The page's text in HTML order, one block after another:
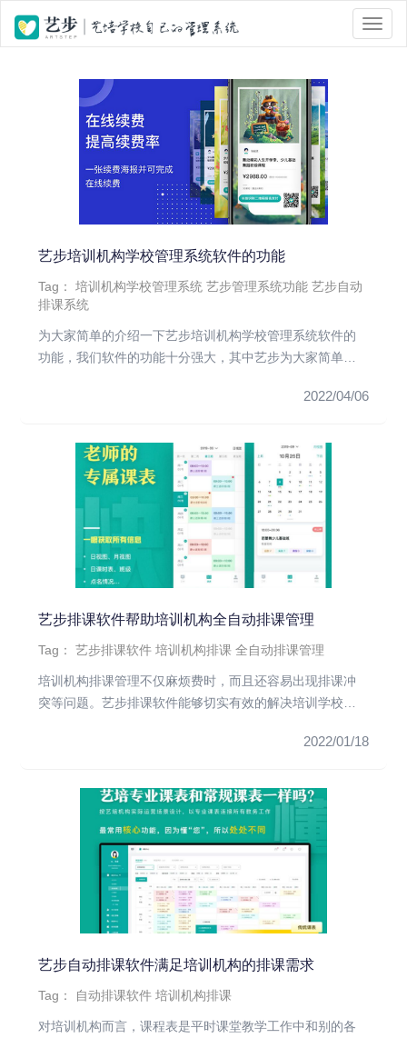
位置 : 首页 > Tag 标签页面 > 自动排课
艺步培训机构学校管理系统软件的功能
Tag：培训机构学校管理系统 艺步管理系统功能 艺步自动
排课系统
为大家简单的介绍一下艺步培训机构学校管理系统软件的
功能，我们软件的功能十分强大，其中艺步为大家简单的
2022/04/06
艺步排课软件帮助培训机构全自动排课管理
Tag：艺步排课软件 培训机构排课 全自动排课管理
培训机构排课管理不仅麻烦费时，而且还容易出现排课冲
突等问题。艺步排课软件能够切实有效的解决培训学校的
2022/01/18
艺步自动排课软件满足培训机构的排课需求
Tag： 自动排课软件 培训机构排课
对培训机构而言，课程表是平时课堂教学工作中和别的各